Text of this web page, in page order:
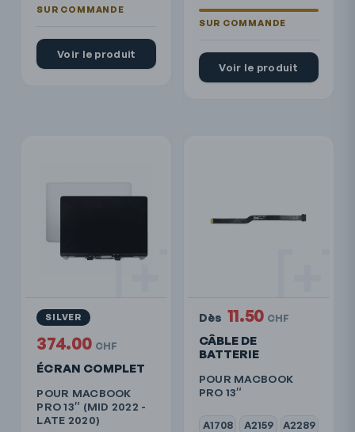
Voir le produit
Voir le produit
ÉCRAN COMPLET
POUR MACBOOK
PRO 13″ (MID 2022 -
LATE 2020)
SILVER
374.00 CHF
CÂBLE DE
BATTERIE
POUR MACBOOK
PRO 13″
A1708 A2159
A2289
Dès 11.50 CHF